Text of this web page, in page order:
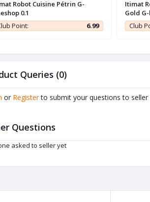
Robot Cuisine Pétrin G-
0.1
Point:
6.99
Itimat
Gold
Club
Queries (0)
or Register to submit your questions to seller
Questions
asked to seller yet